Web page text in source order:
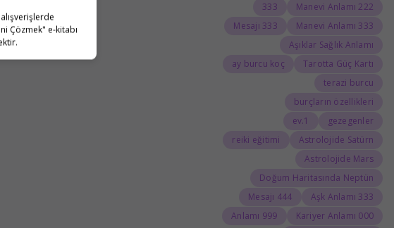
Çözmek" e-kitabı
222 Manevi Anlamı
333
333 Manevi Anlamı
333 Mesajı
Aşıklar Sağlık Anlamı
Tarotta Güç Kartı
ay burcu koç
terazi burcu
burçların özellikleri
gezegenler
1.ev
Astrolojide Satürn
reiki eğitimi
Astrolojide Mars
Doğum Haritasında Neptün
333 Aşk Anlamı
444 Mesajı
000 Kariyer Anlamı
999 Anlamı